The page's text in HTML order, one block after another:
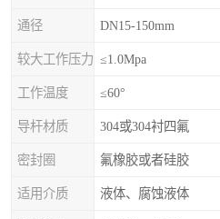
通径 DN15-150mm
较大工作压力 ≤1.0Mpa
工作温度 ≤60°
导杆材质 304或304衬四氟
密封圈 氟橡胶或者硅胶
适用介质 液体、腐蚀液体